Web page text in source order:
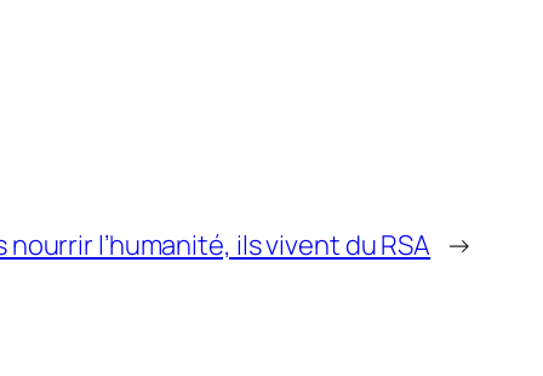
nourrir l’humanité, ils vivent du RSA →